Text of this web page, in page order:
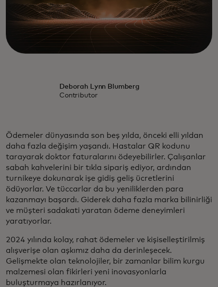
Deborah Lynn Blumberg
Contributor
Ödemeler dünyasında son beş yılda, önceki elli yıldan
daha fazla değişim yaşandı. Hastalar QR kodunu
tarayarak doktor faturalarını ödeyebilirler. Çalışanlar
sabah kahvelerini bir tıkla sipariş ediyor, ardından
turnikeye dokunarak işe gidiş geliş ücretlerini
ödüyorlar. Ve tüccarlar da bu yeniliklerden para
kazanmayı başardı. Giderek daha fazla marka bilinirliği
ve müşteri sadakati yaratan ödeme deneyimleri
yaratıyorlar.
2024 yılında kolay, rahat ödemeler ve kişiselleştirilmiş
alışverişe olan aşkımız daha da derinleşecek.
Gelişmekte olan teknolojiler, bir zamanlar bilim kurgu
malzemesi olan fikirleri yeni inovasyonlarla
buluşturmaya hazırlanıyor.